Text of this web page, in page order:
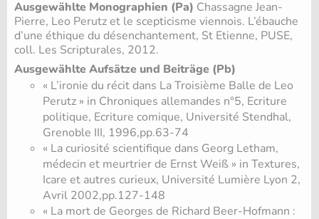
Ausgewählte Monographien (Pa) Chassagne Jean-
Pierre, Leo Perutz et le scepticisme viennois. L’ébauche
d’une éthique du désenchantement, St Etienne, PUSE,
coll. Les Scripturales, 2012.
Ausgewählte Aufsätze und Beiträge (Pb)
« L’ironie du récit dans La Troisième Balle de Leo
Perutz » in Chroniques allemandes n°5, Ecriture
politique, Ecriture comique, Université Stendhal,
Grenoble III, 1996,pp.63-74
« La curiosité scientifique dans Georg Letham,
médecin et meurtrier de Ernst Weiß » in Textures,
Icare et autres curieux, Université Lumière Lyon 2,
Avril 2002,pp.127-148
« La mort de Georges de Richard Beer-Hofmann :